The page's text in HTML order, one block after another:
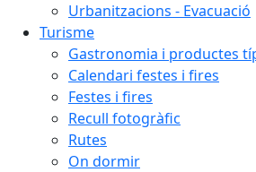
Urbanitzacions - Evacuació
Turisme
Gastronomia i productes
Calendari festes i fires
Festes i fires
Recull fotogràfic
Rutes
On dormir